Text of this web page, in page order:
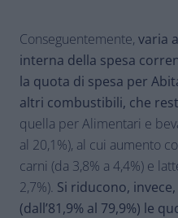
Conseguentemente, varia
interna della spesa
la quota di spesa per
altri combustibili, che
quella per Alimentari e
al 20,1%), al cui aumento
carni (da 3,8% a 4,4%) e
2,7%). Si riducono,
(dall’81,9% al 79,9%) le